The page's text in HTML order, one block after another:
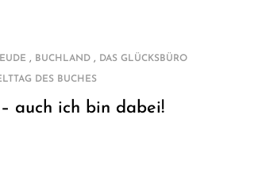
, BUCHLAND, DAS GLÜCKSBÜRO
DES BUCHES
auch ich bin dabei!